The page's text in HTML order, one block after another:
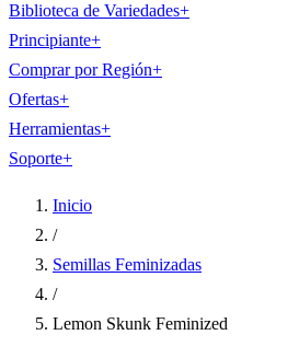
Biblioteca de Variedades+
Principiante+
Comprar por Región+
Ofertas+
Herramientas+
Soporte+
Inicio
/
Semillas Feminizadas
/
Lemon Skunk Feminized